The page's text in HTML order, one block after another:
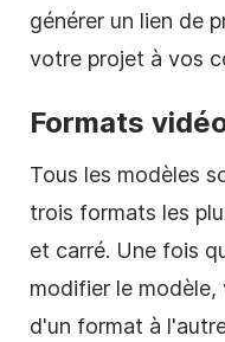
générer un lien de
votre projet à vos
Formats
Tous les modèles
trois formats les
et carré. Une fois
modifier le modèle,
d'un format à